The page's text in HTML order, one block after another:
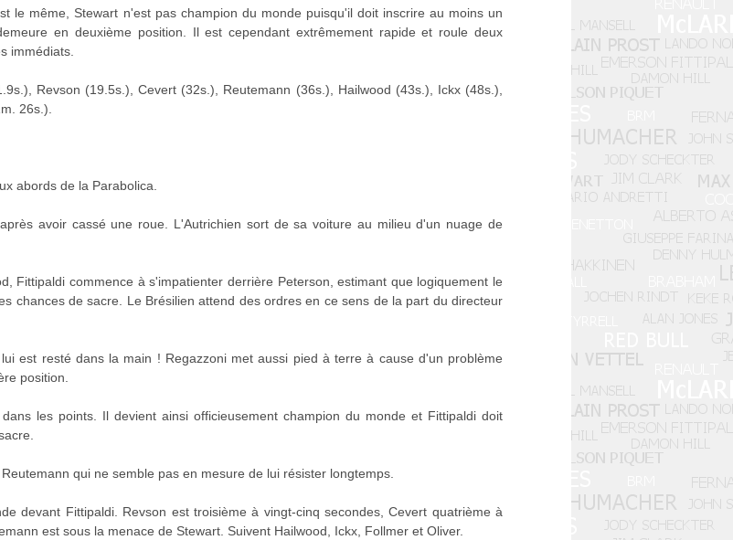
le même, Stewart n'est pas champion du monde puisqu'il doit inscrire au moins un
en deuxième position. Il est cependant extrêmement rapide et roule deux
immédiats.
Revson (19.5s.), Cevert (32s.), Reutemann (36s.), Hailwood (43s.), Ickx (48s.),
26s.).
abords de la Parabolica.
avoir cassé une roue. L'Autrichien sort de sa voiture au milieu d'un nuage de
Fittipaldi commence à s'impatienter derrière Peterson, estimant que logiquement le
chances de sacre. Le Brésilien attend des ordres en ce sens de la part du directeur
est resté dans la main ! Regazzoni met aussi pied à terre à cause d'un problème
position.
les points. Il devient ainsi officieusement champion du monde et Fittipaldi doit
qui ne semble pas en mesure de lui résister longtemps.
devant Fittipaldi. Revson est troisième à vingt-cinq secondes, Cevert quatrième à
est sous la menace de Stewart. Suivent Hailwood, Ickx, Follmer et Oliver.